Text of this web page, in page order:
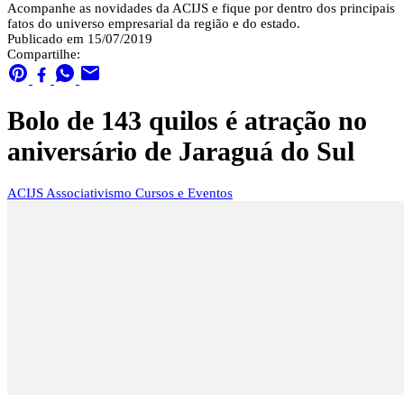
Acompanhe as novidades da ACIJS e fique por dentro dos principais
fatos do universo empresarial da região e do estado.
Publicado em 15/07/2019
Compartilhe:
Bolo de 143 quilos é atração no
aniversário de Jaraguá do Sul
ACIJS Associativismo Cursos e Eventos